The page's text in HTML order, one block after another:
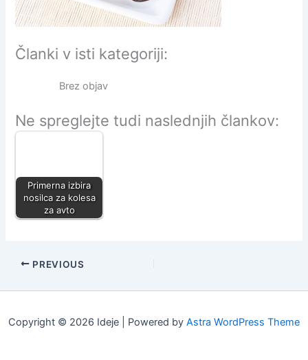
Članki v isti kategoriji:
Brez objav
Ne spreglejte tudi naslednjih člankov:
Primerna izbira
nosilca za kolesa
za avto
PREVIOUS
Copyright © 2026 Ideje | Powered by Astra WordPress Theme